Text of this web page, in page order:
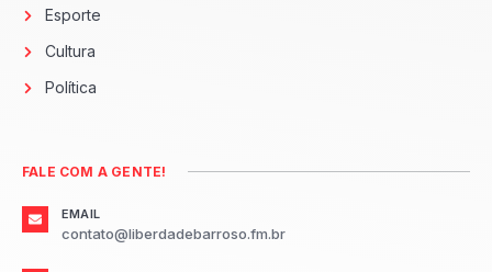
Esporte
Cultura
Política
FALE COM A GENTE!
EMAIL
contato@liberdadebarroso.fm.br